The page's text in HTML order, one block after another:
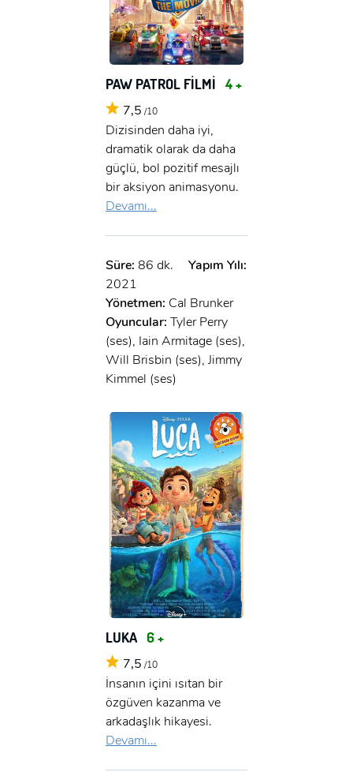
PAW PATROL FİLMİ 4 +
7,5 /10
Dizisinden daha iyi,
dramatik olarak da daha
güçlü, bol pozitif mesajlı
bir aksiyon animasyonu.
Devamı...
Süre: 86 dk.
Yapım Yılı:
2021
Yönetmen: Cal Brunker
Oyuncular: Tyler Perry
(ses), Iain Armitage (ses),
Will Brisbin (ses), Jimmy
Kimmel (ses)
LUKA 6 +
7,5 /10
İnsanın içini ısıtan bir
özgüven kazanma ve
arkadaşlık hikayesi.
Devamı...